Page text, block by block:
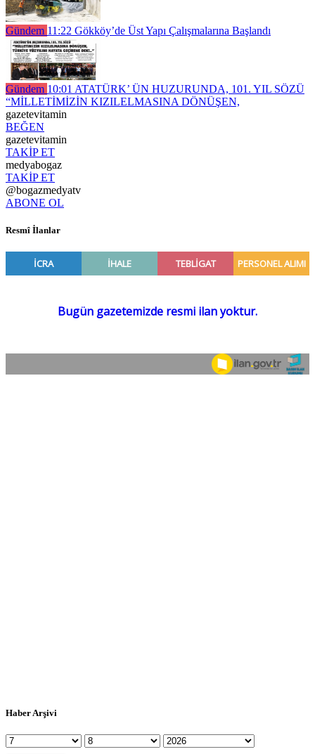
Gündem 11:22 Gökköy’de Üst Yapı Çalışmalarına Başlandı
Gündem 10:01 ATATÜRK’ ÜN HUZURUNDA, 101. YIL SÖZÜ
“MİLLETİMİZİN KIZILELMASINA DÖNÜŞEN,
gazetevitamin
BEĞEN
gazetevitamin
TAKİP ET
medyabogaz
TAKİP ET
@bogazmedyatv
ABONE OL
Resmî İlanlar
Haber Arşivi